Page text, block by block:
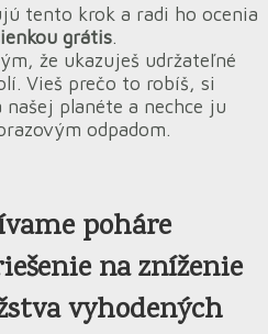
tento krok a radi ho ocenia
grátis.
že ukazuješ udržateľné
Vieš prečo to robíš, si
planéte a nechce ju
odpadom.
poháre
na zníženie
vyhodených